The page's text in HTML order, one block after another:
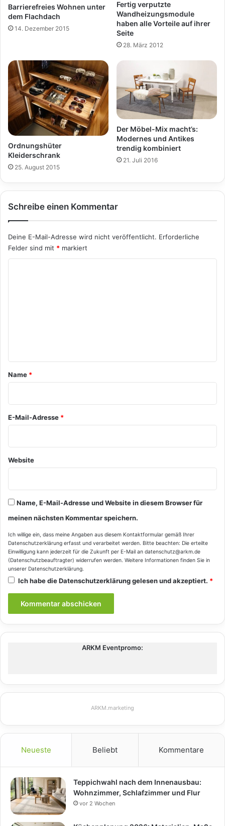
Barrierefreies Wohnen unter
dem Flachdach
14. Dezember 2015
Fertig verputzte
Wandheizungsmodule
haben alle Vorteile auf ihrer
Seite
28. März 2012
Ordnungshüter
Kleiderschrank
25. August 2015
Der Möbel-Mix macht’s:
Modernes und Antikes
trendig kombiniert
21. Juli 2016
Schreibe einen Kommentar
Deine E-Mail-Adresse wird nicht veröffentlicht. Erforderliche
Felder sind mit * markiert
a
r
*
Name *
E-Mail-Adresse *
Website
Name, E-Mail-Adresse und Website in diesem Browser für
meinen nächsten Kommentar speichern.
Ich willige ein, dass meine Angaben aus diesem Kontaktformular gemäß Ihrer
Datenschutzerklärung erfasst und verarbeitet werden. Bitte beachten: Die erteilte
Einwilligung kann jederzeit für die Zukunft per E-Mail an datenschutz@arkm.de
(Datenschutzbeauftragter) widerrufen werden. Weitere Informationen finden Sie in
unserer Datenschutzerklärung.
Ich habe dieDatenschutzerklärunggelesen und akzeptiert. *
ARKM Eventpromo:
ARKM.marketing
Neueste Beliebt Kommentare
Teppichwahl nach dem Innenausbau:
Wohnzimmer, Schlafzimmer und Flur
vor 2 Wochen